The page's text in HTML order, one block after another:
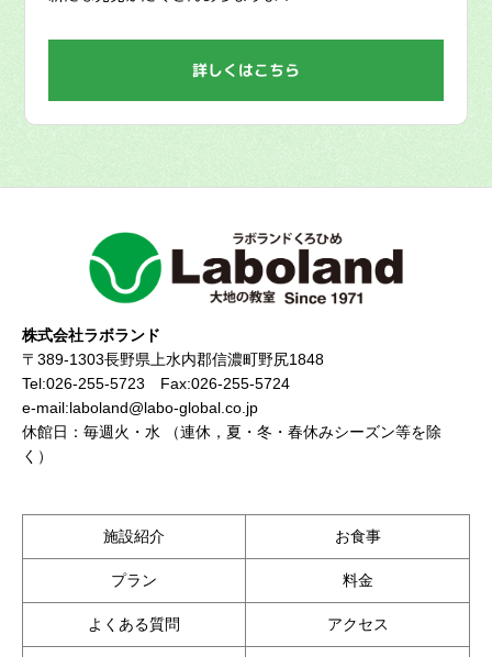
詳しくはこちら
株式会社ラボランド
〒389-1303長野県上水内郡信濃町野尻1848
Tel:026-255-5723 Fax:026-255-5724
e-mail:laboland@labo-global.co.jp
休館日：毎週火・水 （連休，夏・冬・春休みシーズン等を除
く）
施設紹介 お食事
プラン 料金
よくある質問 アクセス